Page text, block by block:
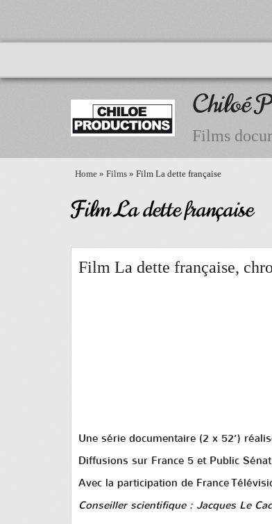
Chiloé
Films
Home » Films » Film La dette française
Film La dette française
Film La dette française,
Une série documentaire (2 x 52’)
Diffusions sur France 5 et Public Sénat
Avec la participation de France
Conseiller scientifique : Jacques Le